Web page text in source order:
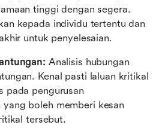
tinggi dengan segera.
kepada individu tertentu dan
untuk penyelesaian.
Analisis hubungan
Kenal pasti laluan kritikal
pada pengurusan
yang boleh memberi kesan
tersebut.